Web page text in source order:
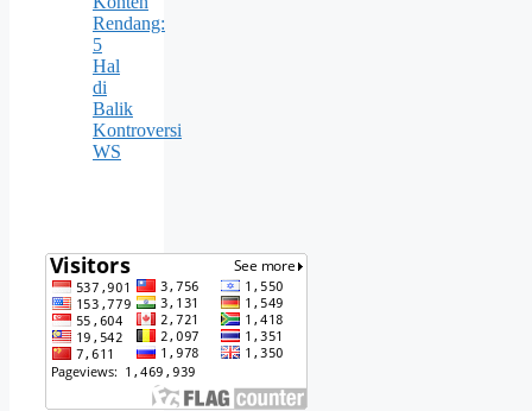
Rendang:
5
Hal
di
Balik
Kontroversi
WS